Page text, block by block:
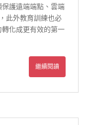
護遠端端點、雲端
此外教育訓練也必
化成更有效的第一
繼續閱讀